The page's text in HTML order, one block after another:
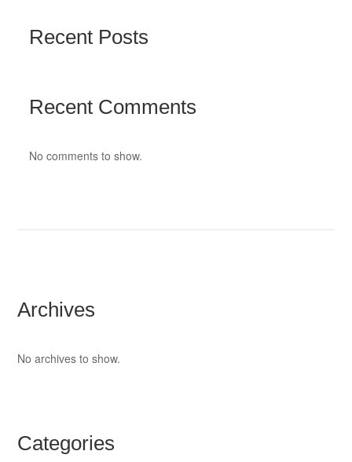
Recent Posts
Recent Comments
No comments to show.
Archives
No archives to show.
Categories